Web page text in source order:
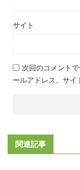
サイト
次回のコメント
ールアドレス、サイ
関連記事